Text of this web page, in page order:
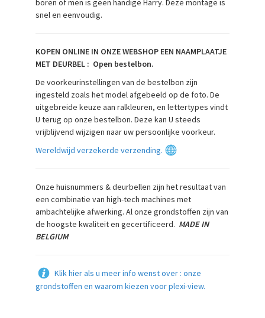
boren of men is geen handige Harry. Deze montage is
snel en eenvoudig.
KOPEN ONLINE IN ONZE WEBSHOP EEN NAAMPLAATJE
MET DEURBEL : Open bestelbon.
De voorkeurinstellingen van de bestelbon zijn
ingesteld zoals het model afgebeeld op de foto. De
uitgebreide keuze aan ralkleuren, en lettertypes vindt
U terug op onze bestelbon. Deze kan U steeds
vrijblijvend wijzigen naar uw persoonlijke voorkeur.
Wereldwijd verzekerde verzending.
Onze huisnummers & deurbellen zijn het resultaat van
een combinatie van high-tech machines met
ambachtelijke afwerking. Al onze grondstoffen zijn van
de hoogste kwaliteit en gecertificeerd. MADE IN
BELGIUM
Klik hier als u meer info wenst over : onze
grondstoffen en waarom kiezen voor plexi-view.